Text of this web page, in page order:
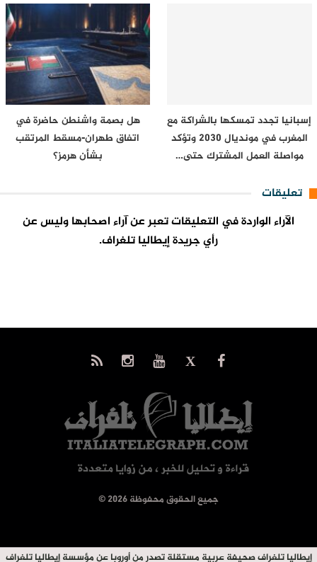
إسبانيا تجدد تمسكها بالشراكة مع
المغرب في مونديال 2030 وتؤكد
مواصلة العمل المشترك حتى…
هل بصمة واشنطن حاضرة في
اتفاق طهران-مسقط المرتقب
بشأن هرمز؟
تعليقات
الآراء الواردة في التعليقات تعبر عن آراء اصحابها وليس عن
رأي جريدة إيطاليا تلغراف.
© جميع الحقوق محفوظة 2026
إيطاليا تلغراف صحيفة عربية مستقلة تصدر من أوروبا عن مؤسسة إيطاليا تلغراف